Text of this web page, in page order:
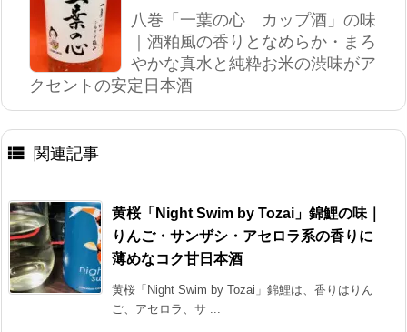
八巻「一葉の心 カップ酒」の味
｜酒粕風の香りとなめらか・まろ
やかな真水と純粋お米の渋味がア
クセントの安定日本酒
 関連記事
黄桜「Night Swim by Tozai」錦鯉の味｜
りんご・サンザシ・アセロラ系の香りに
薄めなコク甘日本酒
黄桜「Night Swim by Tozai」錦鯉は、香りはりん
ご、アセロラ、サ ...